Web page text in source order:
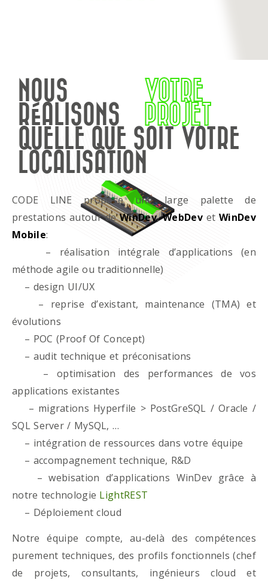
NOUS
RÉALISONS
VOTRE
PROJET
QUELLE QUE SOIT VOTRE
LOCALISATION
CODE LINE propose une large palette de
prestations autour deWinDev,WebDevet WinDev
Mobile:
– réalisation intégrale d’applications (en
méthode agile ou traditionnelle)
– design UI/UX
– reprise d’existant, maintenance (TMA) et
évolutions
– POC (Proof Of Concept)
– audit technique et préconisations
– optimisation des performances de vos
applications existantes
– migrations Hyperfile > PostGreSQL / Oracle /
SQL Server / MySQL, …
– intégration de ressources dans votre équipe
– accompagnement technique, R&D
– webisation d’applications WinDev grâce à
notre technologie LightREST
– Déploiement cloud
Notre équipe compte, au-delà des compétences
purement techniques, des profils fonctionnels (chef
de projets, consultants, ingénieurs cloud et